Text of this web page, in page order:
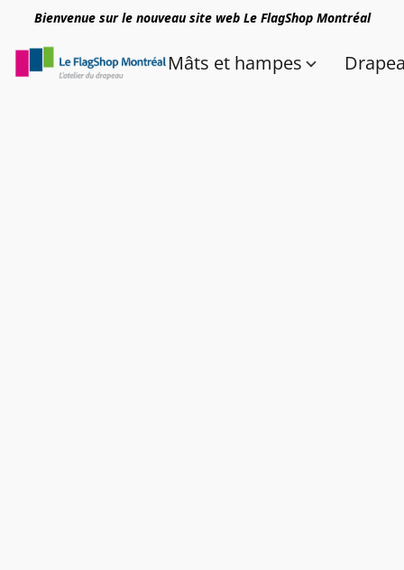
Bienvenue sur le nouveau site web Le FlagShop Montréal
Mâts et hampes